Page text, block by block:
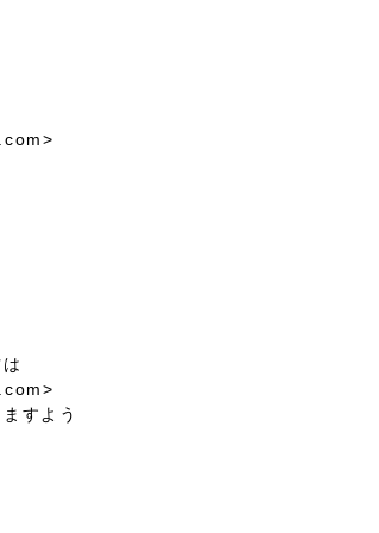
すよう